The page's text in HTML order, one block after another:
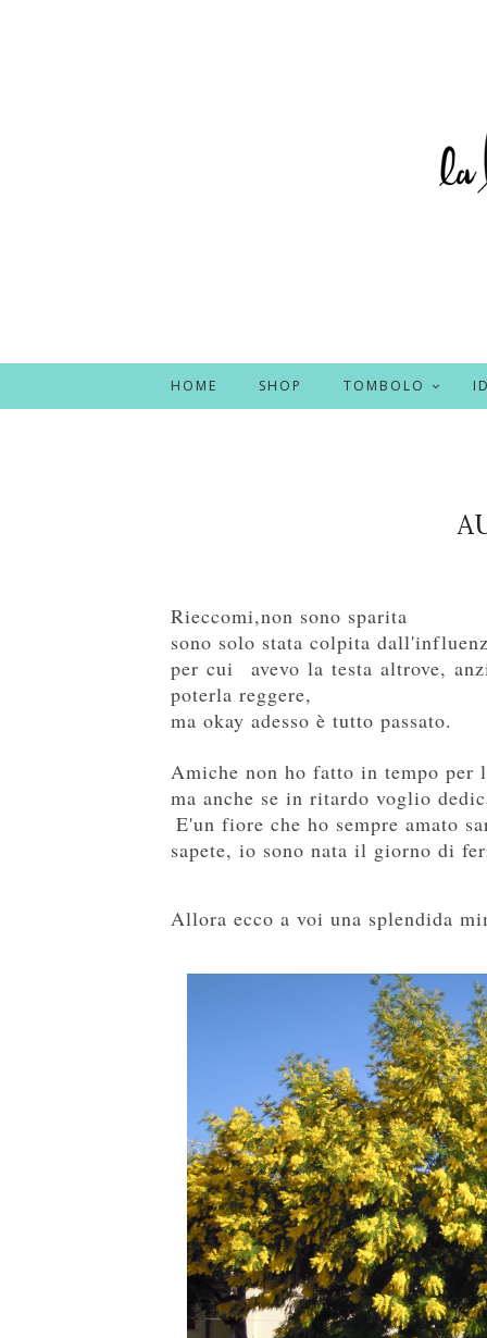
HOME SHOP TOMBOLO
Rieccomi,non sono sparita
sono solo stata colpita
per cui avevo la testa altrove,
poterla reggere,
ma okay adesso è tutto passato.
Amiche non ho fatto in tempo per
ma anche se in ritardo voglio
E'un fiore che ho sempre amato
sapete, io sono nata il giorno di
Allora ecco a voi una splendida